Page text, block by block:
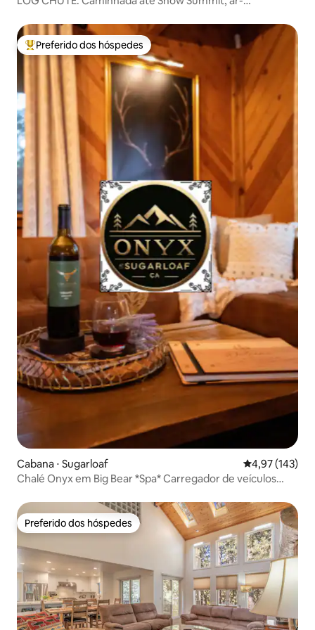
Entre os melhores preferidos dos hóspedes
Preferido dos hóspedes
Cabana ⋅ Sugarloaf 4,97 de uma
4,97 (143)
Chalé Onyx em Big Bear *Spa* Carregador de veículos
Preferido dos hóspedes
Preferido dos hóspedes